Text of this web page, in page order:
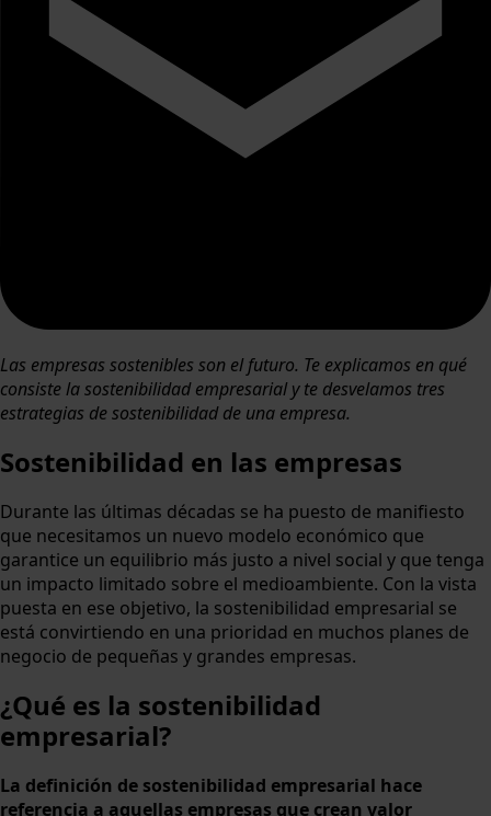
Las empresas sostenibles son el futuro. Te explicamos en qué
consiste la sostenibilidad empresarial y te desvelamos tres
estrategias de sostenibilidad de una empresa.
Sostenibilidad en las empresas
Durante las últimas décadas se ha puesto de manifiesto
que necesitamos un nuevo modelo económico que
garantice un equilibrio más justo a nivel social y que tenga
un impacto limitado sobre el medioambiente. Con la vista
puesta en ese objetivo, la sostenibilidad empresarial se
está convirtiendo en una prioridad en muchos planes de
negocio de pequeñas y grandes empresas.
¿Qué es la sostenibilidad
empresarial?
La definición de sostenibilidad empresarial hace
referencia a aquellas empresas que crean valor